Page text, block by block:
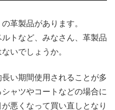
革製品があります。
トなど、みなさん、革製品
いでしょうか。
い期間使用されることが多
ャツやコートなどの場合に
悪くなって買い直しとなり